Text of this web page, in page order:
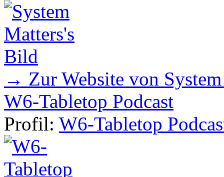
→ Zur Website von
W6-Tabletop Podcast
Profil: W6-Tabletop